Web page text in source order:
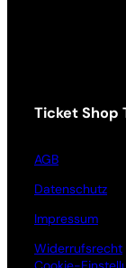
Ticket Shop
AGB
Datenschutz
Impressum
Widerrufsrecht